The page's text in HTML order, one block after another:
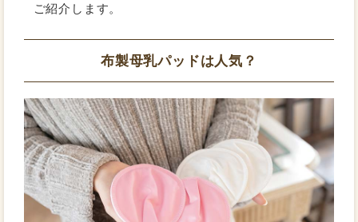
ご紹介します。
布製母乳パッドは人気？